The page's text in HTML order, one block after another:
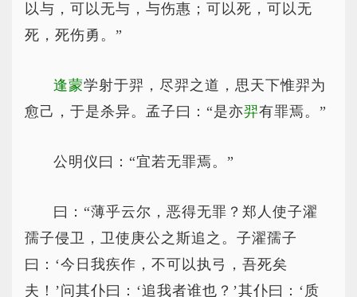
以与，可以无与，与伤惠；可以死，可以无
死，死伤勇。”
逢蒙学射于羿，尽羿之道，思天下惟羿为
愈己，于是杀异。孟子曰：“是亦羿有罪焉。”
公明仪曰：“宜若无罪焉。”
曰：“薄乎云尔，恶得无罪？郑人使子濯
孺子侵卫，卫使庚公之斯追之。子濯孺子
曰：‘今日我疾作，不可以执弓，吾死矣
夫！’问其仆曰：‘追我者谁也？’其仆曰：‘质